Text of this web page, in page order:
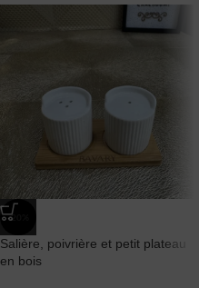
-20%
Salière, poivrière et petit plateau
en bois